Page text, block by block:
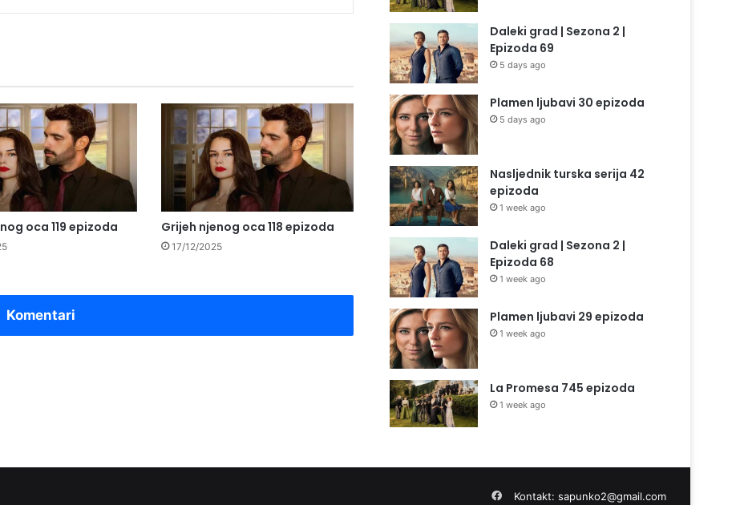
oca 119 epizoda Grijeh njenog oca 118 epizoda
17/12/2025
Komentari
Daleki grad | Sezona 2 |
Epizoda 69
5 days ago
Plamen ljubavi 30 epizoda
5 days ago
Nasljednik turska serija 42
epizoda
1 week ago
Daleki grad | Sezona 2 |
Epizoda 68
1 week ago
Plamen ljubavi 29 epizoda
1 week ago
La Promesa 745 epizoda
1 week ago
Kontakt: sapunko2@gmail.com
Facebook